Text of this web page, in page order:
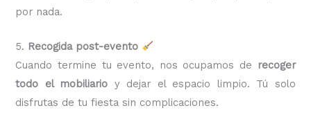
por nada.
5. Recogida post-evento
Cuando termine tu evento, nos ocupamos de
recoger
todo el mobiliario y dejar el espacio limpio. Tú solo
disfrutas de tu fiesta sin complicaciones.